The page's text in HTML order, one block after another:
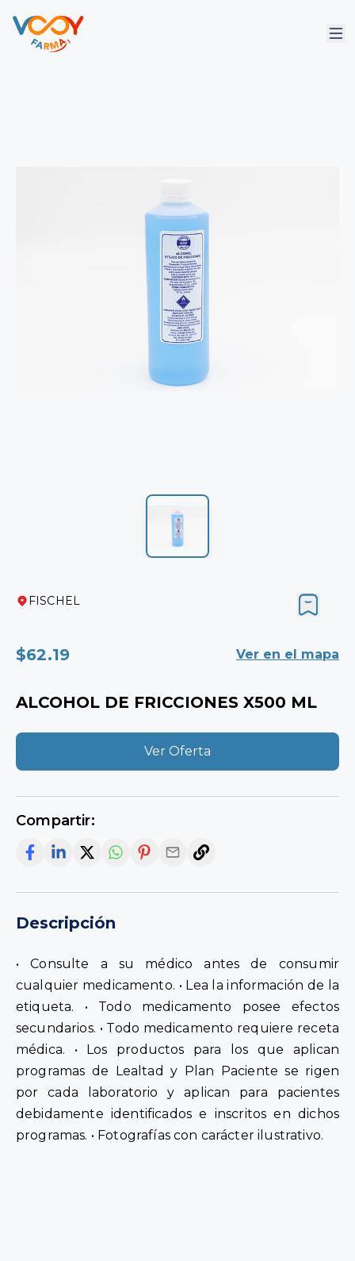
FISCHEL
$62.19 Ver en el mapa
ALCOHOL DE FRICCIONES X500 ML
Ver Oferta
Compartir:
Descripción
• Consulte a su médico antes de consumir
cualquier medicamento. • Lea la información de la
etiqueta. • Todo medicamento posee efectos
secundarios. • Todo medicamento requiere receta
médica. • Los productos para los que aplican
programas de Lealtad y Plan Paciente se rigen
por cada laboratorio y aplican para pacientes
debidamente identificados e inscritos en dichos
programas. • Fotografías con carácter ilustrativo.